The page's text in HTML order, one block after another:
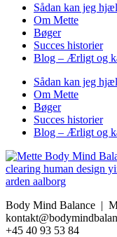
Sådan kan jeg
Om Mette
Bøger
Succes historier
Blog – Ærligt og
Sådan kan jeg
Om Mette
Bøger
Succes historier
Blog – Ærligt og
Body Mind Balance |
+45 40 93 53 84